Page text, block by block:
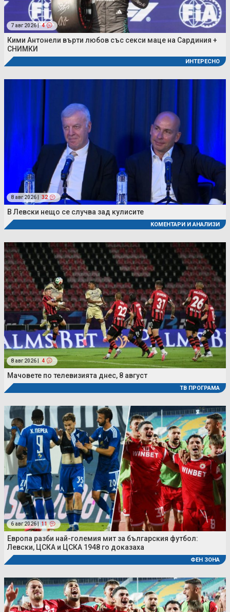
7 авг 2026 | 4
Кими Антонели върти любов със секси маце на Сардиния +
СНИМКИ
ИНТЕРЕСНО
8 авг 2026 | 32
В Левски нещо се случва зад кулисите
КОМЕНТАРИ И АНАЛИЗИ
8 авг 2026 | 4
Мачовете по телевизията днес, 8 август
ТВ ПРОГРАМА
6 авг 2026 | 11
Европа разби най-големия мит за българския футбол:
Левски, ЦСКА и ЦСКА 1948 го доказаха
ФЕН ЗОНА